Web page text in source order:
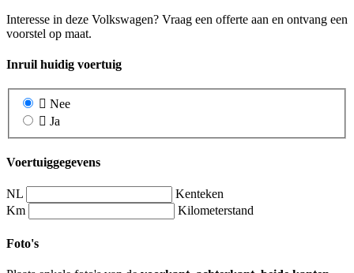
Interesse in deze Volkswagen? Vraag een offerte aan en ontvang een
voorstel op maat.
Inruil huidig voertuig
Nee
Ja
Voertuiggegevens
NL
Kenteken
Km
Kilometerstand
Foto's